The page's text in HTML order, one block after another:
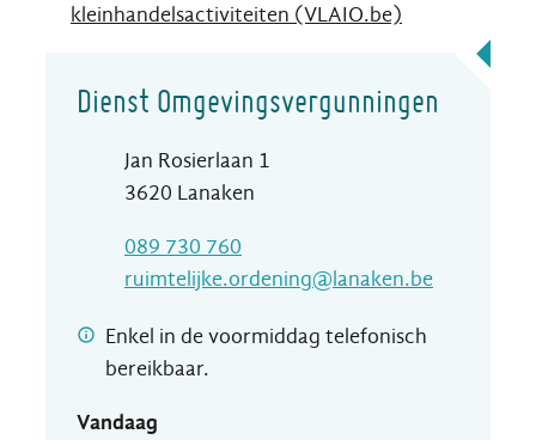
kleinhandelsactiviteiten (VLAIO.be)
Dienst Omgevingsvergunningen
AdresJan Rosierlaan 1
,3620 Lanaken
089 730 760
E-mailruimtelijke.ordening@lanaken.be
Enkel in de voormiddag telefonisch
bereikbaar.
Vandaag